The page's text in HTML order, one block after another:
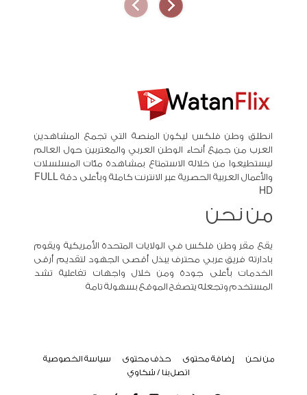
انطلق وطن فلكس ليكون المنصة التي تجمع المشاهدين
العرب من جميع أنحاء الوطن العربي والمغتربين حول العالم
ليستطيعوا من خلاله الاستمتاع بمشاهدة مئات المسلسلات
والأعمال العربية الحصرية عبر الانترنت كاملة وبأعلى دقة FULL
HD
من نحن
يقع مقر وطن فلكس في الولايات المتحدة الأمريكية ويقوم
بادارته فريق عربي محترف يبذل أقصى الجهود لتقديم أرقى
الخدمات بأعلى جودة ومن خلال واجهات تفاعلية تشد
المستخدم وتجعله يتصفح الموقع بسهولة تامة
من نحن إضافة محتوى حذف محتوى
سياسة الخصوصية
اتصل بنا / شكاوي